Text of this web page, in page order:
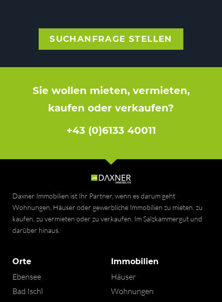
SUCHANFRAGE STELLEN
Sie wollen mieten, vermieten,
kaufen oder verkaufen?
+43 (0)6133 40011
Daxner Immobilien ist Ihr Partner, wenn es darum geht
Wohnungen, Häuser oder gewerbliche Immobilien zu mieten, zu
kaufen, zu vermieten oder zu verkaufen. Im Salzkammergut und
darüber hinaus.
Orte
Ebensee
Bad Ischl
Immobilien
Häuser
Wohnungen